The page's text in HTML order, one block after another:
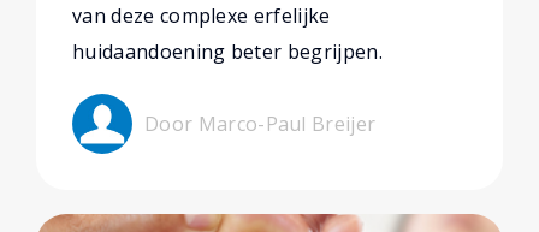
van deze complexe erfelijke
huidaandoening beter begrijpen.
Door Marco-Paul Breijer